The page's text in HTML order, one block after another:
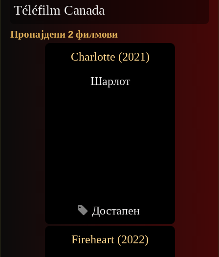
Téléfilm Canada
Пронајдени 2 филмови
Charlotte (2021)
Шарлот
Достапен
Fireheart (2022)